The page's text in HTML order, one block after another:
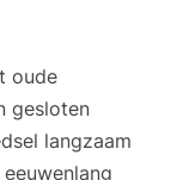
oude
gesloten
langzaam